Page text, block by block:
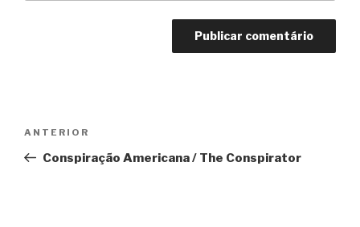
Post
Anterior
ANTERIOR
Conspiração Americana / The Conspirator